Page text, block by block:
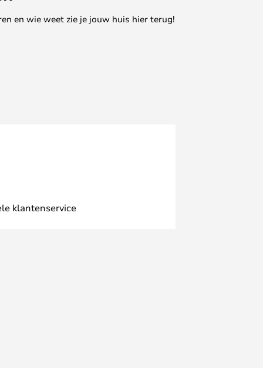
en wie weet zie je jouw huis hier terug!
klantenservice